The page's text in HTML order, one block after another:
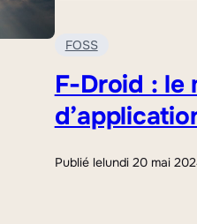
FOSS
F-Droid : le
Publié lelundi 20 mai